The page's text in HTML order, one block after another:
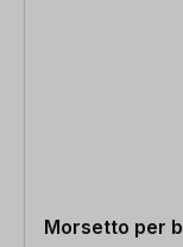
Morsetto per